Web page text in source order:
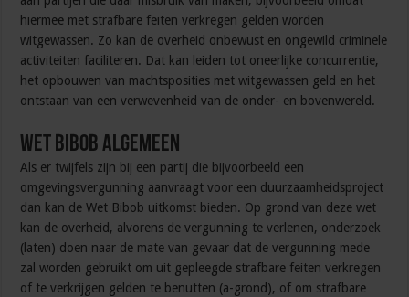
hiermee met strafbare feiten verkregen gelden worden
witgewassen. Zo kan de overheid onbewust en ongewild criminele
activiteiten faciliteren. Dat kan leiden tot oneerlijke concurrentie,
het opbouwen van machtsposities met witgewassen geld en het
ontstaan van een verwevenheid van de onder- en bovenwereld.
Wet Bibob algemeen
Als er twijfels zijn bij een partij die bijvoorbeeld een
omgevingsvergunning aanvraagt voor een duurzaamheidsproject
dan kan de Wet Bibob uitkomst bieden. Op grond van deze wet
kan de overheid, alvorens de vergunning te verlenen, onderzoek
(laten) doen naar de mate van gevaar dat de vergunning mede
zal worden gebruikt om uit gepleegde strafbare feiten verkregen
of te verkrijgen gelden te benutten (a-grond), of om strafbare